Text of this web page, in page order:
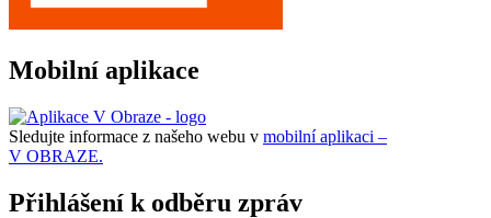
Mobilní aplikace
Sledujte informace z našeho webu v mobilní aplikaci –
V OBRAZE.
Přihlášení k odběru zpráv